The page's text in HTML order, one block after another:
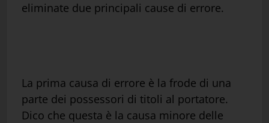
eliminate due principali cause di errore.
La prima causa di errore è la frode di una
parte dei possessori di titoli al portatore.
Dico che questa è la causa minore delle